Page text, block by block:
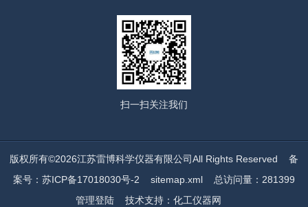
扫一扫关注我们
版权所有©2026江苏雷博科学仪器有限公司All Rights Reserved 备
案号：苏ICP备17018030号-2
sitemap.xml总访问量：281399
管理登陆技术支持： 化工仪器网